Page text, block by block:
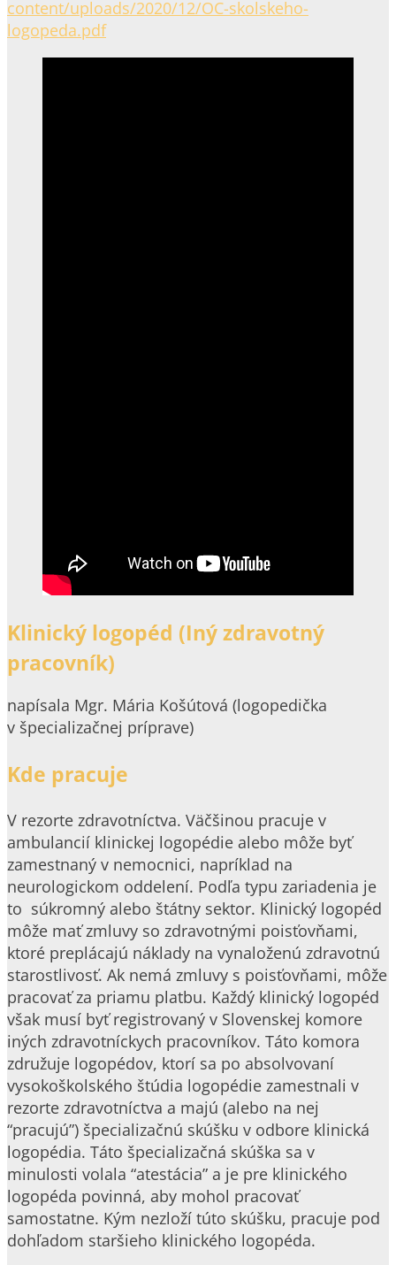
content/uploads/2020/12/OC-skolskeho-
logopeda.pdf
Klinický logopéd (Iný zdravotný
pracovník)
napísala Mgr. Mária Košútová (logopedička
v špecializačnej príprave)
Kde pracuje
V rezorte zdravotníctva. Väčšinou pracuje v
ambulancií klinickej logopédie alebo môže byť
zamestnaný v nemocnici, napríklad na
neurologickom oddelení. Podľa typu zariadenia je
to súkromný alebo štátny sektor. Klinický logopéd
môže mať zmluvy so zdravotnými poisťovňami,
ktoré preplácajú náklady na vynaloženú zdravotnú
starostlivosť. Ak nemá zmluvy s poisťovňami, môže
pracovať za priamu platbu. Každý klinický logopéd
však musí byť registrovaný v Slovenskej komore
iných zdravotníckych pracovníkov. Táto komora
združuje logopédov, ktorí sa po absolvovaní
vysokoškolského štúdia logopédie zamestnali v
rezorte zdravotníctva a majú (alebo na nej
“pracujú”) špecializačnú skúšku v odbore klinická
logopédia. Táto špecializačná skúška sa v
minulosti volala “atestácia” a je pre klinického
logopéda povinná, aby mohol pracovať
samostatne. Kým nezloží túto skúšku, pracuje pod
dohľadom staršieho klinického logopéda.